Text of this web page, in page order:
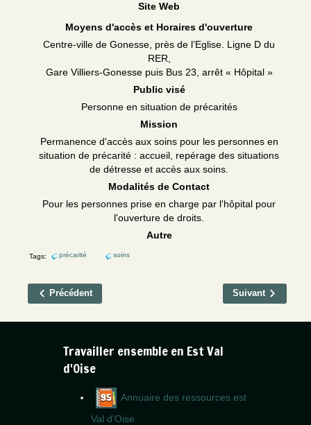
Site Web
Moyens d'accès et Horaires d'ouverture
Centre-ville de Gonesse, près de l’Eglise. Ligne D du
RER,
Gare Villiers-Gonesse puis Bus 23, arrêt « Hôpital »
Public visé
Personne en situation de précarités
Mission
Permanence d'accès aux soins pour les personnes en
situation de précarité : accueil, repérage des situations
de détresse et accès aux soins.
Modalités de Contact
Pour les personnes prise en charge par l'hôpital pour
l'ouverture de droits.
Autre
Tags: précarité soins
Précédent Suivant
Travailler ensemble en Est Val
d'Oise
Annuaire des ressources est
Val d'Oise